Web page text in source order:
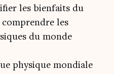
les bienfaits du
les
du monde
physique mondiale